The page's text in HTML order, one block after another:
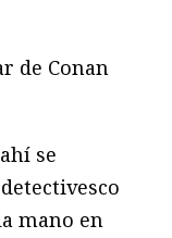
de Conan
se
mano en